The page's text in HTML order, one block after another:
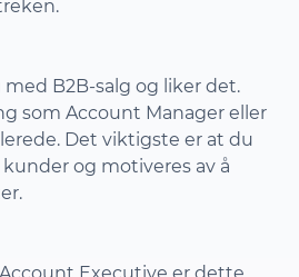
B2B-salg og liker det.
som Account Manager eller
Det viktigste er at du
kunder og motiveres av å